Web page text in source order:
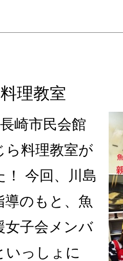
理教室
崎市民会館
ら料理教室が
！ 今回、川島
導のもと、魚
女子会メンバ
いっしょに